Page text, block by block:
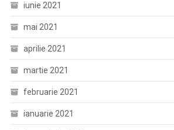
iunie 2021
mai 2021
aprilie 2021
martie 2021
februarie 2021
ianuarie 2021